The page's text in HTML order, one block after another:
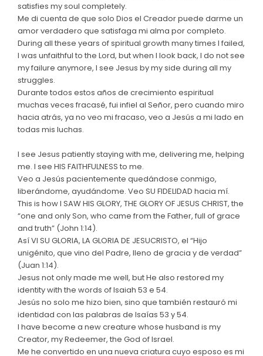
satisfies my soul completely.
Me di cuenta de que solo Dios el Creador puede darme un
amor verdadero que satisfaga mi alma por completo.
During all these years of spiritual growth many times I failed,
I was unfaithful to the Lord, but when I look back, I do not see
my failure anymore, I see Jesus by my side during all my
struggles.
Durante todos estos años de crecimiento espiritual
muchas veces fracasé, fui infiel al Señor, pero cuando miro
hacia atrás, ya no veo mi fracaso, veo a Jesús a mi lado en
todas mis luchas.
I see Jesus patiently staying with me, delivering me, helping
me. I see HIS FAITHFULNESS to me.
Veo a Jesús pacientemente quedándose conmigo,
liberándome, ayudándome. Veo SU FIDELIDAD hacia mí.
This is how I SAW HIS GLORY, THE GLORY OF JESUS CHRIST, the
“one and only Son, who came from the Father, full of grace
and truth” (John 1:14).
Así VI SU GLORIA, LA GLORIA DE JESUCRISTO, el “Hijo
unigénito, que vino del Padre, lleno de gracia y de verdad”
(Juan 1:14).
Jesus not only made me well, but He also restored my
identity with the words of Isaiah 53 e 54.
Jesús no solo me hizo bien, sino que también restauró mi
identidad con las palabras de Isaías 53 y 54.
I have become a new creature whose husband is my
Creator, my Redeemer, the God of Israel.
Me he convertido en una nueva criatura cuyo esposo es mi